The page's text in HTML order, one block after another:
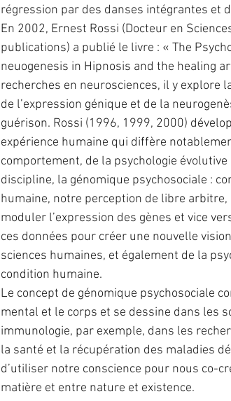
régression par des danses intégrantes et
En 2002, Ernest Rossi (Docteur en
publications) a publié le livre : « The
neuogenesis in Hipnosis and the healing
recherches en neurosciences, il y explore
de l’expression génique et de la
guérison. Rossi (1996, 1999, 2000)
expérience humaine qui diffère
comportement, de la psychologie évolutive
discipline, la génomique psychosociale :
humaine, notre perception de libre
moduler l’expression des gènes et vice
ces données pour créer une nouvelle
sciences humaines, et également de la
condition humaine.
Le concept de génomique psychosociale
mental et le corps et se dessine dans les
immunologie, par exemple, dans les
la santé et la récupération des maladies
d’utiliser notre conscience pour nous co-
matière et entre nature et existence.